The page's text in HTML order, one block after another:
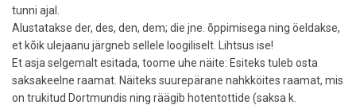
tunni ajal.
Alustatakse der, des, den, dem; die jne. õppimisega ning öeldakse,
et kõik ulejaanu järgneb sellele loogiliselt. Lihtsus ise!
Et asja selgemalt esitada, toome uhe näite: Esiteks tuleb osta
saksakeelne raamat. Näiteks suurepärane nahkköites raamat, mis
on trukitud Dortmundis ning räägib hotentottide (saksa k.